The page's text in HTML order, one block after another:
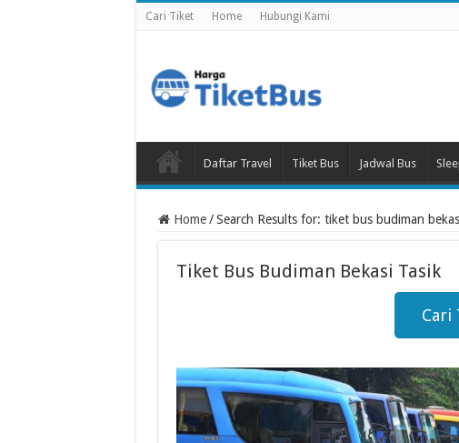
Cari Tiket Home Hubungi Kami
Daftar Travel Tiket Bus Jadwal Bus
Home / Search Results for: tiket bus budiman
Tiket Bus Budiman Bekasi Tasik
Cari